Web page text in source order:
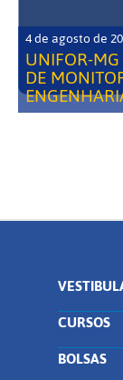
4 de agosto de
UNIFOR-
DE
CURSOS
BOLSAS